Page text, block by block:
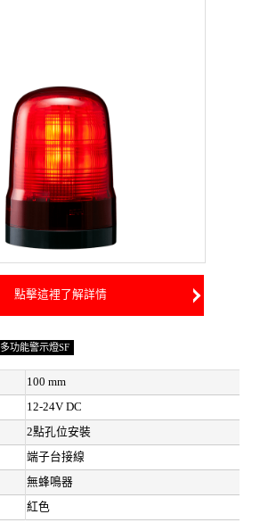
點擊這裡了解詳情
多功能警示燈SF
100 mm
12-24V DC
2點孔位安裝
端子台接線
無蜂鳴器
紅色